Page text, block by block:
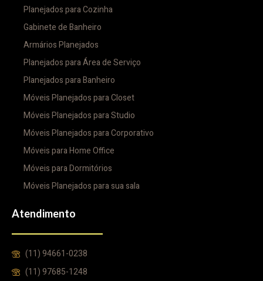
Planejados para Cozinha
Gabinete de Banheiro
Armários Planejados
Planejados para Área de Serviço
Planejados para Banheiro
Móveis Planejados para Closet
Móveis Planejados para Studio
Móveis Planejados para Corporativo
Móveis para Home Office
Móveis para Dormitórios
Móveis Planejados para sua sala
Atendimento
(11) 94661-0238
(11) 97685-1248